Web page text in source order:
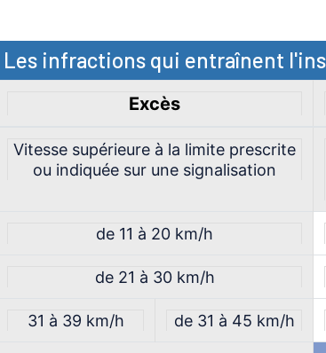
Les infractions qui entraînent
Excès
Vitesse supérieure à la limite prescrite
ou indiquée sur une signalisation
de 11 à 20 km/h
de 21 à 30 km/h
31 à 39 km/h de 31 à 45 km/h